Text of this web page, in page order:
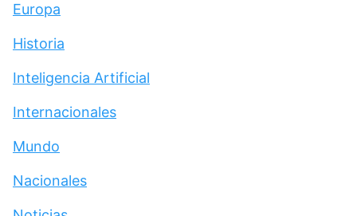
Europa
Historia
Inteligencia Artificial
Internacionales
Mundo
Nacionales